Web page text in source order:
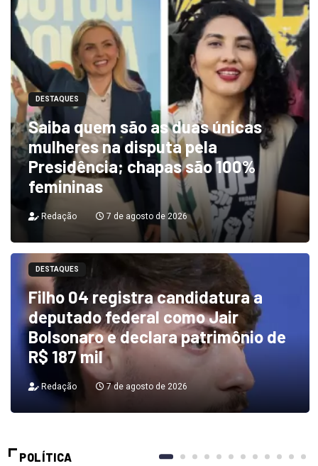
DESTAQUES
Saiba quem são as duas únicas
mulheres na disputa pela
Presidência; chapas são 100%
femininas
Redação 7 de agosto de 2026
DESTAQUES
Filho 04 registra candidatura a
deputado federal como Jair
Bolsonaro e declara patrimônio de
R$ 187 mil
Redação 7 de agosto de 2026
POLÍTICA